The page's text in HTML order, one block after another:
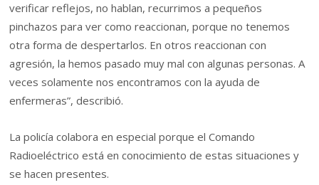
verificar reflejos, no hablan, recurrimos a pequeños
pinchazos para ver como reaccionan, porque no tenemos
otra forma de despertarlos. En otros reaccionan con
agresión, la hemos pasado muy mal con algunas personas. A
veces solamente nos encontramos con la ayuda de
enfermeras”, describió.
La policía colabora en especial porque el Comando
Radioeléctrico está en conocimiento de estas situaciones y
se hacen presentes.